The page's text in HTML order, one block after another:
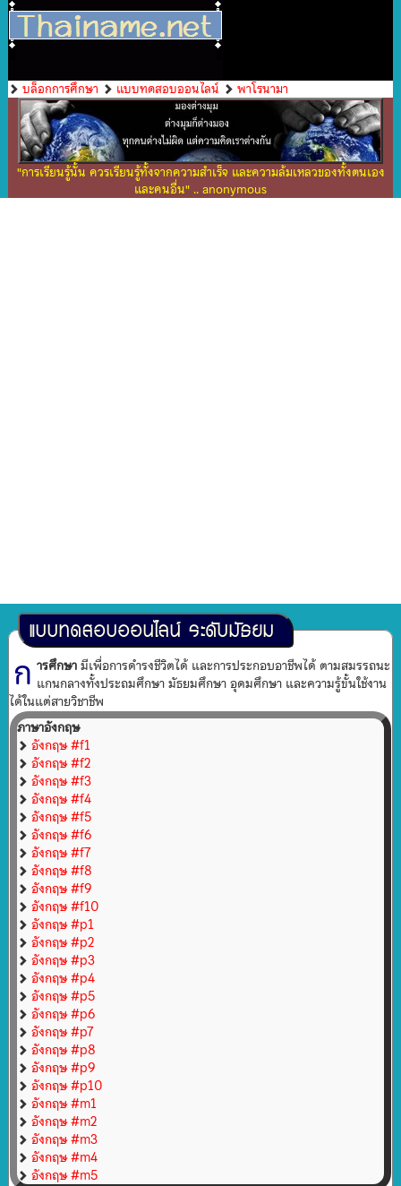
บล็อกการศึกษา แบบทดสอบออนไลน์ พาโรนามา
"การเรียนรู้นั้น ควรเรียนรู้ทั้งจากความสำเร็จ และความล้มเหลวของทั้งตนเอง
และคนอื่น" .. anonymous
แบบทดสอบออนไลน์ ระดับมัธยม
ก ารศึกษามีเพื่อการดำรงชีวิตได้ และการประกอบอาชีพได้ ตามสมรรถนะ
แกนกลางทั้งประถมศึกษา มัธยมศึกษา อุดมศึกษา และความรู้ขั้นใช้งาน
ได้ในแต่สายวิชาชีพ
ภาษาอังกฤษ
อังกฤษ #f1
อังกฤษ #f2
อังกฤษ #f3
อังกฤษ #f4
อังกฤษ #f5
อังกฤษ #f6
อังกฤษ #f7
อังกฤษ #f8
อังกฤษ #f9
อังกฤษ #f10
อังกฤษ #p1
อังกฤษ #p2
อังกฤษ #p3
อังกฤษ #p4
อังกฤษ #p5
อังกฤษ #p6
อังกฤษ #p7
อังกฤษ #p8
อังกฤษ #p9
อังกฤษ #p10
อังกฤษ #m1
อังกฤษ #m2
อังกฤษ #m3
อังกฤษ #m4
อังกฤษ #m5